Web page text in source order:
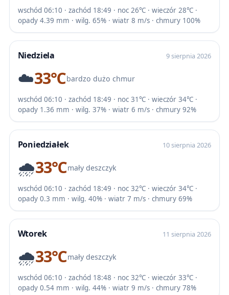
wschód 06:10 · zachód 18:49 · noc 26℃ · wieczór 28℃ ·
opady 4.39 mm · wilg. 65% · wiatr 8 m/s · chmury 100%
Niedziela 9 sierpnia 2026
☁️33℃bardzo dużo chmur
wschód 06:10 · zachód 18:49 · noc 31℃ · wieczór 34℃ ·
opady 1.36 mm · wilg. 37% · wiatr 6 m/s · chmury 92%
Poniedziałek 10 sierpnia 2026
🌧️33℃mały deszczyk
wschód 06:10 · zachód 18:49 · noc 32℃ · wieczór 34℃ ·
opady 0.3 mm · wilg. 40% · wiatr 7 m/s · chmury 69%
Wtorek 11 sierpnia 2026
🌧️33℃mały deszczyk
wschód 06:10 · zachód 18:48 · noc 32℃ · wieczór 33℃ ·
opady 0.54 mm · wilg. 44% · wiatr 9 m/s · chmury 78%